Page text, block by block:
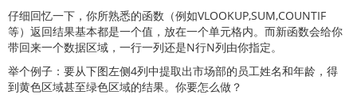
仔细回忆一下，你所熟悉的函数（例如VLOOKUP,SUM,COUNTIF
等）返回结果基本都是一个值，放在一个单元格内。而新函数会给你
带回来一个数据区域，一行一列还是N行N列由你指定。
举个例子：要从下图左侧4列中提取出市场部的员工姓名和年龄，得
到黄色区域甚至绿色区域的结果。你要怎么做？